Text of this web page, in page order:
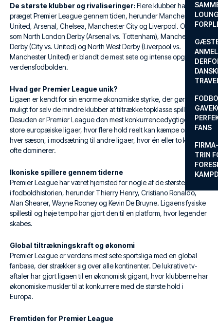
FANS
TRIN
De største klubber og rivaliseringer: Flere klubber har
præget Premier League gennem tiden, herunder Manchester
United, Arsenal, Chelsea, Manchester City og Liverpool. Opgør
som North London Derby (Arsenal vs. Tottenham), Manchester
Derby (City vs. United) og North West Derby (Liverpool vs.
Manchester United) er blandt de mest sete og intense opgør i
verdensfodbolden.
Hvad gør Premier League unik?
Ligaen er kendt for sin enorme økonomiske styrke, der gør det
muligt for selv de mindre klubber at tiltrække topklasse spillere.
Desuden er Premier League den mest konkurrencedygtige af de
store europæiske ligaer, hvor flere hold reelt kan kæmpe om titlen
hver sæson, i modsætning til andre ligaer, hvor én eller to klubber
ofte dominerer.
Ikoniske spillere gennem tiderne
Premier League har været hjemsted for nogle af de største spillere
i fodboldhistorien, herunder Thierry Henry, Cristiano Ronaldo,
Alan Shearer, Wayne Rooney og Kevin De Bruyne. Ligaens fysiske
spillestil og høje tempo har gjort den til en platform, hvor legender
skabes.
Global tiltrækningskraft og økonomi
Premier League er verdens mest sete sportsliga med en global
fanbase, der strækker sig over alle kontinenter. De lukrative tv-
aftaler har gjort ligaen til en økonomisk gigant, hvor klubberne har
økonomiske muskler til at konkurrere med de største hold i
Europa.
Fremtiden for Premier League